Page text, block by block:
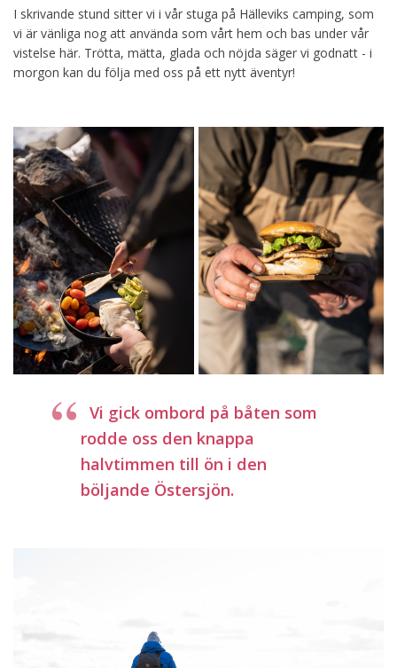
I skrivande stund sitter vi i vår stuga på Hälleviks camping, som
vi är vänliga nog att använda som vårt hem och bas under vår
vistelse här. Trötta, mätta, glada och nöjda säger vi godnatt - i
morgon kan du följa med oss på ett nytt äventyr!
Vi gick ombord på båten som
rodde oss den knappa
halvtimmen till ön i den
böljande Östersjön.